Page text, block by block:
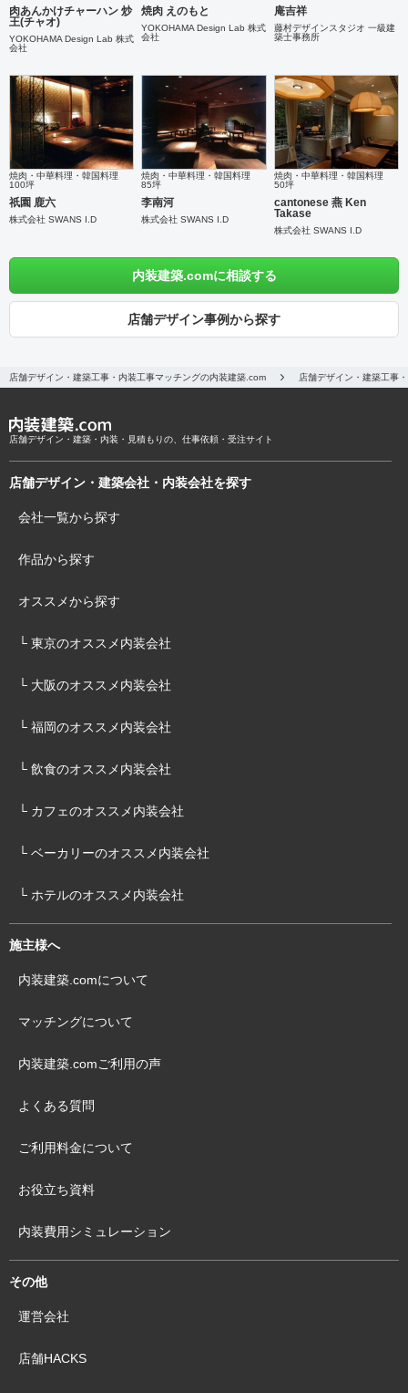
肉あんかけチャーハン 炒
王(チャオ)
YOKOHAMA Design Lab 株式
会社
焼肉 えのもと
YOKOHAMA Design Lab 株式
会社
庵吉祥
藤村デザインスタジオ 一級建
築士事務所
焼肉・中華料理・韓国料理
100坪
祇園 鹿六
株式会社 SWANS I.D
焼肉・中華料理・韓国料理
85坪
李南河
株式会社 SWANS I.D
焼肉・中華料理・韓国料理
50坪
cantonese 燕 Ken
Takase
株式会社 SWANS I.D
内装建築.comに相談する
店舗デザイン事例から探す
店舗デザイン・建築工事・内装工事マッチングの内装建築.com 店舗デザイン・建築工事
店舗デザイン・建築・内装・見積もりの、仕事依頼・受注サイト
店舗デザイン・建築会社・内装会社を探す
会社一覧から探す
作品から探す
オススメから探す
└ 東京のオススメ内装会社
└ 大阪のオススメ内装会社
└ 福岡のオススメ内装会社
└ 飲食のオススメ内装会社
└ カフェのオススメ内装会社
└ ベーカリーのオススメ内装会社
└ ホテルのオススメ内装会社
施主様へ
内装建築.comについて
マッチングについて
内装建築.comご利用の声
よくある質問
ご利用料金について
お役立ち資料
内装費用シミュレーション
その他
運営会社
店舗HACKS